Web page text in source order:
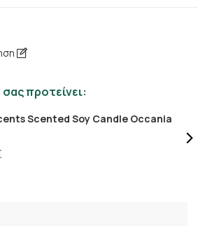
προτείνει:
Scented Soy Candle Occania